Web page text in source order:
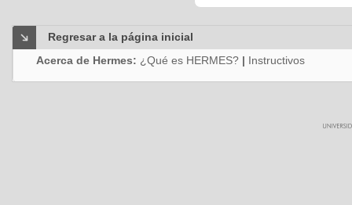
Regresar a la página inicial
Acerca de Hermes: ¿Qué es HERMES? | Instructivos